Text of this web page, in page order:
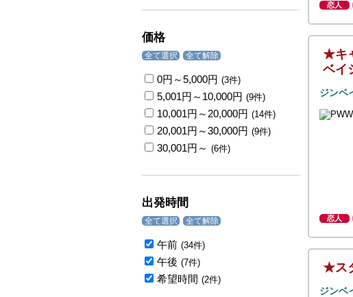
価格
全て選択 全て解除
0円～5,000円 (3件)
5,001円～10,000円 (9件)
10,001円～20,000円 (14件)
20,001円～30,000円 (9件)
30,001円～ (6件)
出発時間
全て選択 全て解除
午前 (34件)
午後 (7件)
希望時間 (2件)
恋人
★キ
ベイ
ジンベ
恋人
★ス
ジンベ